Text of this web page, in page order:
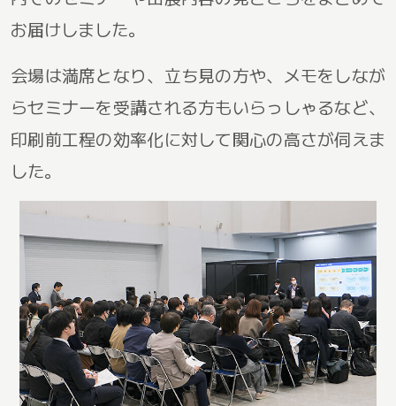
お届けしました。
会場は満席となり、立ち見の方や、メモをしなが
らセミナーを受講される方もいらっしゃるなど、
印刷前工程の効率化に対して関心の高さが伺えま
した。